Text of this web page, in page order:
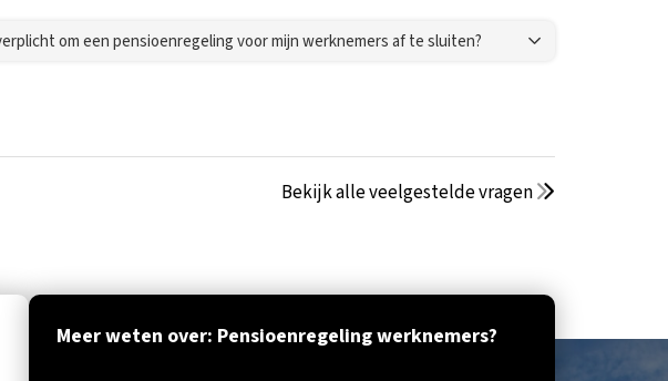
om een pensioenregeling voor mijn werknemers af te sluiten?
Bekijk alle veelgestelde vragen
Meer weten over: Pensioenregeling werknemers?